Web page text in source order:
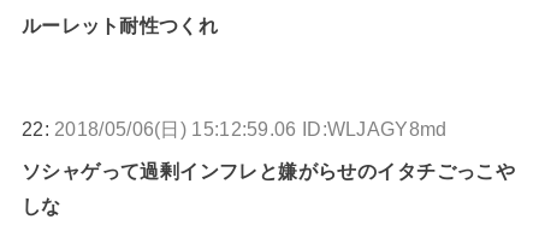
ルーレット耐性つくれ
22: 2018/05/06(日) 15:12:59.06 ID:WLJAGY8md
ソシャゲって過剰インフレと嫌がらせのイタチごっこや
しな